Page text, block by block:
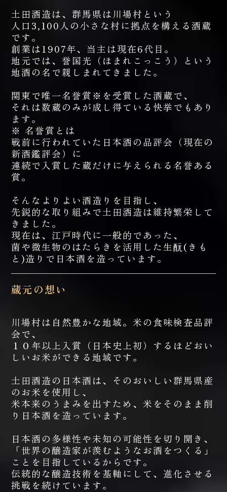
土田酒造は、群馬県は川場村という
人口3,100人の小さな村に拠点を構える酒蔵
です。
創業は1907年、当主は現在6代目。
地元では、誉国光（ほまれこっこう）という
地酒の名で親しまれてきました。
関東で唯一名誉賞※を受賞した酒蔵で、
それは数蔵のみが成し得ている快挙でもあり
ます。
※ 名誉賞とは
戦前に行われていた日本酒の品評会（現在の
新酒鑑評会）に
連続で入賞した蔵だけに与えられる名誉ある
賞。
そんなよりよい酒造りを目指し、
先鋭的な取り組みで土田酒造は維持繁栄して
きました。
現在は、江戸時代に一般的であった、
菌や微生物のはたらきを活用した生酛(きも
と)造りで日本酒を造っています。
蔵元の想い
川場村は自然豊かな地域。米の食味検査品評
会で、
１０年以上入賞（日本史上初）するほどおい
しいお米ができる地域です。
土田酒造の日本酒は、そのおいしい群馬県産
のお米を使用し、
米本来のうまみを出すため、米をそのまま削
り日本酒を造っています。
日本酒の多様性や未知の可能性を切り開き、
「世界の醸造家が羨むようなお酒をつくる」
ことを目指しているからです。
伝統的な醸造技術を基軸にして、進化させる
挑戦を続けています。